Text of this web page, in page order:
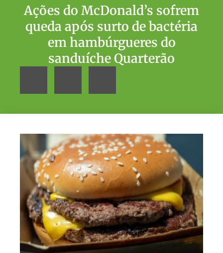
Ações do McDonald’s sofrem
queda após surto de bactéria
em hambúrgueres do
sanduíche Quarterão